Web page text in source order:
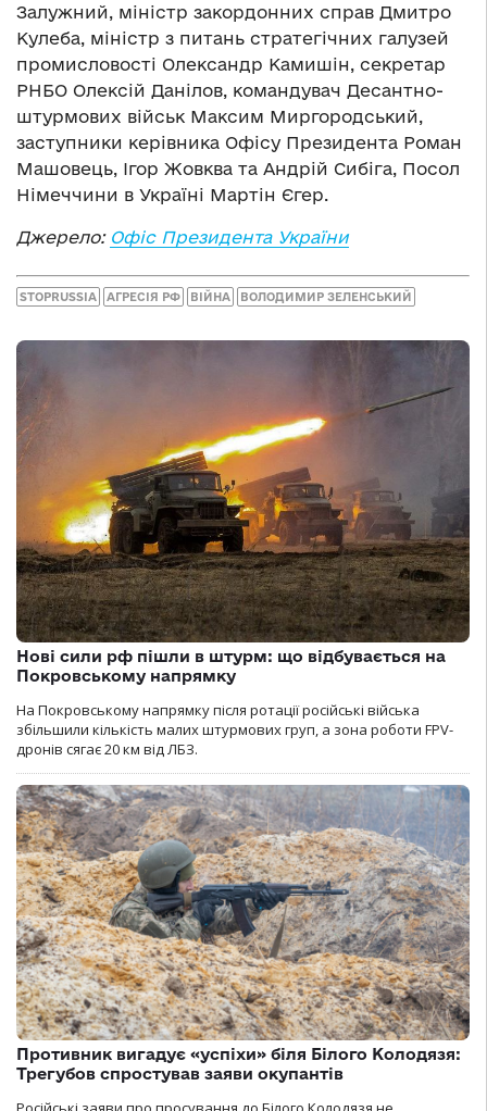
Залужний, міністр закордонних справ Дмитро
Кулеба, міністр з питань стратегічних галузей
промисловості Олександр Камишін, секретар
РНБО Олексій Данілов, командувач Десантно-
штурмових військ Максим Миргородський,
заступники керівника Офісу Президента Роман
Машовець, Ігор Жовква та Андрій Сибіга, Посол
Німеччини в Україні Мартін Єгер.
Джерело: Офіс Президента України
STOPRUSSIA АГРЕСІЯ РФ ВІЙНА ВОЛОДИМИР ЗЕЛЕНСЬКИЙ
Нові сили рф пішли в штурм: що відбувається на
Покровському напрямку
На Покровському напрямку після ротації російські війська
збільшили кількість малих штурмових груп, а зона роботи FPV-
дронів сягає 20 км від ЛБЗ.
Противник вигадує «успіхи» біля Білого Колодязя:
Трегубов спростував заяви окупантів